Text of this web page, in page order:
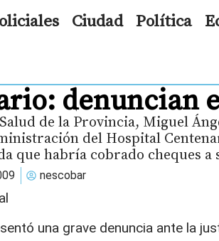
Ciudad Política
denuncian
de la Provincia, Miguel
del Hospital
que habría cobrado cheques
nescobar
una grave denuncia ante la